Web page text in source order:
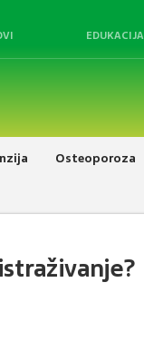
EDUKACIJA
Osteoporoza